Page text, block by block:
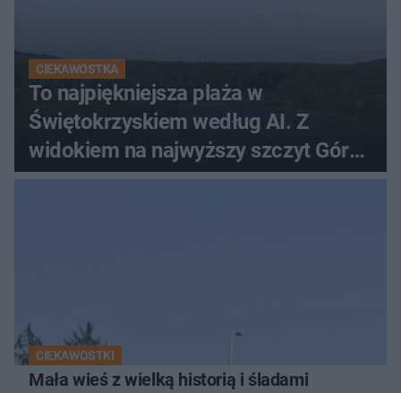
CIEKAWOSTKA
To najpiękniejsza plaża w
Świętokrzyskiem według AI. Z
widokiem na najwyższy szczyt Gór
Świętokrzyskich
CIEKAWOSTKI
Mała wieś z wielką historią i śladami